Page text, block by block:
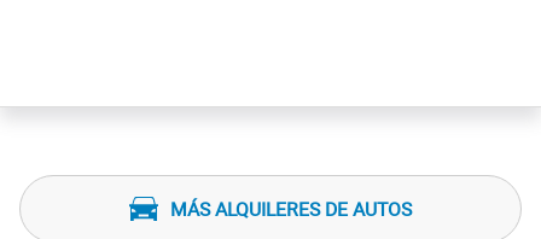
MÁS ALQUILERES DE AUTOS